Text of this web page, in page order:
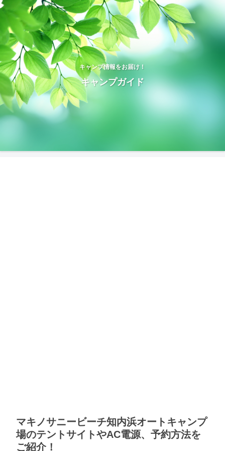
キャンプ情報をお届け！
キャンプガイド
マキノサニービーチ知内浜オートキャンプ
場のテントサイトやAC電源、予約方法を
ご紹介！